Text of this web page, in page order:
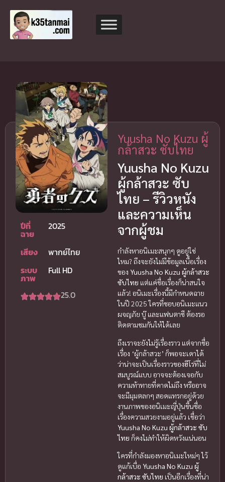
ปีที่
ฉาย
2025
เสียง
พากย์ไทย
ระบบ
ภาพ
Full HD
25.0
Yuusha No Kuzu ผู้
กล้าสวะ ซับไทย
Yuusha No Kuzu
ผู้กล้าสวะ ซับ
ไทย – รีวิวหนัง
และความเห็น
จากผู้ชม
กำลังหาอนิเมะสนุกๆ ดูอยู่ใช่
ไหม? ถึงจะยังไม่มีข้อมูลเนื้อเรื่อง
ของ Yuusha No Kuzu ผู้กล้าสวะ
ซับไทย แต่แค่ชื่อเรื่องก็น่าสนใจ
แล้ว! อนิเมะเรื่องนี้มีกำหนดฉาย
ในปี 2025 ใครที่ชอบอนิเมะแนว
ผจญภัย บู๊ และแฟนตาซี ต้องรอ
ติดตามชมกันให้ได้เลย
ถึงเราจะยังไม่รู้เรื่องราว แต่จากชื่อ
เรื่อง ‘ผู้กล้าสวะ’ ก็พอจะเดาได้
ว่าน่าจะเป็นเรื่องราวของฮีโร่ที่ไม่
สมบูรณ์แบบ อาจจะต้องเจอกับ
ความท้าทายที่คาดไม่ถึง หรืออาจ
จะมีมุมตลกๆ สอดแทรกอยู่ด้วย
งานภาพของอนิเมะญี่ปุ่นขึ้นชื่อ
เรื่องความสวยงามอยู่แล้ว เชื่อว่า
Yuusha No Kuzu ผู้กล้าสวะ ซับ
ไทย ก็คงไม่ทำให้ผิดหวังแน่นอน
ใครที่กำลังมองหาอนิเมะใหม่ๆ ไว้
ดูแก้เบื่อ Yuusha No Kuzu ผู้
กล้าสวะ ซับไทย เป็นอีกเรื่องที่น่า